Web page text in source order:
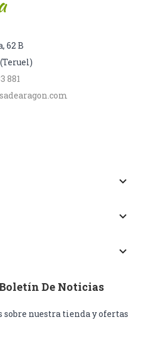
62 B
881
keyboard_arrow_down
keyboard_arrow_down
keyboard_arrow_down
De Noticias
sobre nuestra tienda y ofertas